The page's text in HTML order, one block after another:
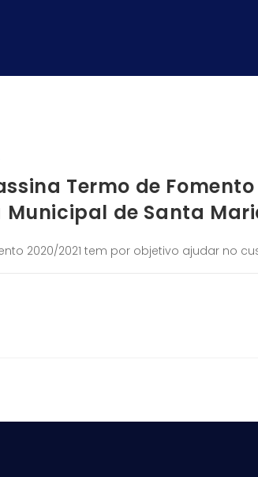
assina Termo de
Municipal de Santa
2020/2021 tem por objetivo ajudar no